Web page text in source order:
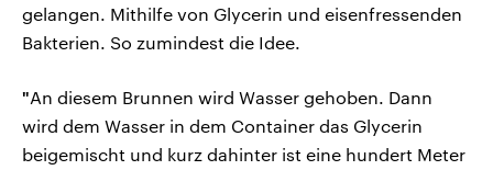
gelangen. Mithilfe von Glycerin und eisenfressenden
Bakterien. So zumindest die Idee.
"An diesem Brunnen wird Wasser gehoben. Dann
wird dem Wasser in dem Container das Glycerin
beigemischt und kurz dahinter ist eine hundert Meter